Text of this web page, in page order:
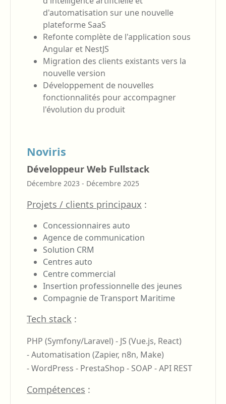
d'automatisation sur une nouvelle
plateforme SaaS
Refonte complète de l'application sous
Angular et NestJS
Migration des clients existants vers la
nouvelle version
Développement de nouvelles
fonctionnalités pour accompagner
l'évolution du produit
Noviris
Développeur Web Fullstack
Décembre 2023 - Décembre 2025
Projets / clients principaux :
Concessionnaires auto
Agence de communication
Solution CRM
Centres auto
Centre commercial
Insertion professionnelle des jeunes
Compagnie de Transport Maritime
Tech stack :
PHP (Symfony/Laravel) - JS (Vue.js, React)
-Automatisation (Zapier, n8n, Make)
-WordPress - PrestaShop - SOAP -API REST
Compétences :